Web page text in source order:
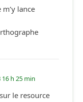
lance
h 25 min
le resource